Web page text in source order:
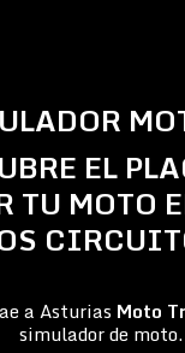
EL
TU MOTO
a Asturias Moto
simulador de moto.